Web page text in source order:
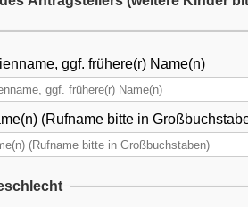
ggf. frühere(r) Name(n)
(Rufname bitte in